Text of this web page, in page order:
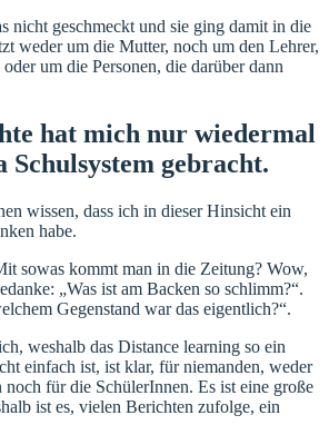
nicht geschmeckt und sie ging damit in die
weder um die Mutter, noch um den Lehrer,
um die Personen, die darüber dann
hat mich nur wiedermal
Schulsystem gebracht.
wissen, dass ich in dieser Hinsicht ein
habe.
sowas kommt man in die Zeitung? Wow,
„Was ist am Backen so schlimm?“.
Gegenstand war das eigentlich?“.
weshalb das Distance learning so ein
einfach ist, ist klar, für niemanden, weder
für die SchülerInnen. Es ist eine große
ist es, vielen Berichten zufolge, ein